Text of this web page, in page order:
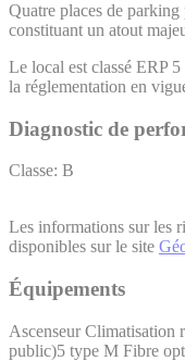
Quatre places de
constituant un atout
Le local est classé ERP
la réglementation en
Diagnostic de
Classe: B
Les informations sur les
disponibles sur le site
Équipements
Ascenseur Climatisation
public)5 type M Fibre